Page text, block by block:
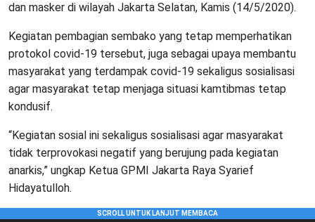
dan masker di wilayah Jakarta Selatan, Kamis (14/5/2020).
Kegiatan pembagian sembako yang tetap memperhatikan
protokol covid-19 tersebut, juga sebagai upaya membantu
masyarakat yang terdampak covid-19 sekaligus sosialisasi
agar masyarakat tetap menjaga situasi kamtibmas tetap
kondusif.
“Kegiatan sosial ini sekaligus sosialisasi agar masyarakat
tidak terprovokasi negatif yang berujung pada kegiatan
anarkis,” ungkap Ketua GPMI Jakarta Raya Syarief
Hidayatulloh.